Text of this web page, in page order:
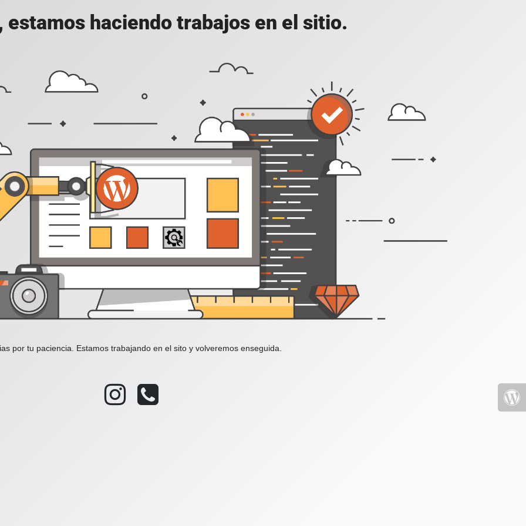
estamos haciendo trabajos en el sitio.
por tu paciencia. Estamos trabajando en el sito y volveremos enseguida.